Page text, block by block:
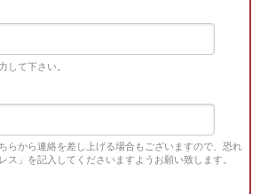
て下さい。
らから連絡を差し上げる場合もございますので、恐れ
ス」を記入してくださいますようお願い致します。